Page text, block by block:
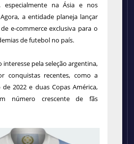
especialmente na Ásia e nos
a entidade planeja lançar
e-commerce exclusiva para o
de futebol no país.
interesse pela seleção argentina,
conquistas recentes, como a
2022 e duas Copas América,
número crescente de fãs